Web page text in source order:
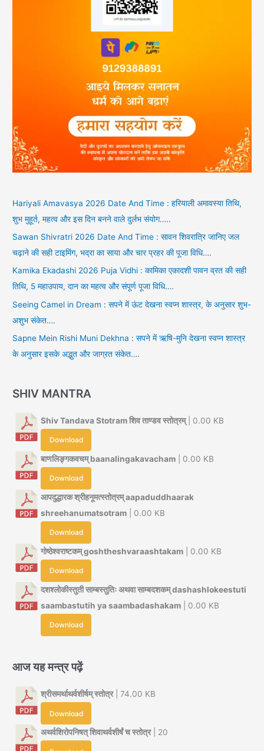
Hariyali Amavasya 2026 Date And Time : हरियाली अमावस्या तिथि,
शुभ मुहूर्त, महत्व और इस दिन बनने वाले दुर्लभ संयोग…..
Sawan Shivratri 2026 Date And Time : सावन शिवरात्रि जानिए जल
चढ़ाने की सही टाइमिंग, भद्रा का साया और चार प्रहर की पूजा विधि….
Kamika Ekadashi 2026 Puja Vidhi : कामिका एकादशी पावन व्रत की सही
तिथि, 5 महाउपाय, दान का महत्व और संपूर्ण पूजा विधि….
Seeing Camel in Dream : सपने में ऊंट देखना स्वप्न शास्त्र, के अनुसार शुभ-
अशुभ संकेत….
Sapne Mein Rishi Muni Dekhna : सपने में ऋषि-मुनि देखना स्वप्न शास्त्र
के अनुसार इसके अद्भुत और जाग्रत संकेत….
SHIV MANTRA
Shiv Tandava Stotram शिव ताण्डव स्तोत्रम्| 0.00 KB
Download
बाणलिङ्गकवचम् baanalingakavacham | 0.00 KB
Download
आपदुद्धारक श्रीहनूमत्स्तोत्रम् aapaduddhaarak
shreehanumatsotram | 0.00 KB
Download
गोष्ठेश्वराष्टकम् goshtheshvaraashtakam | 0.00 KB
Download
दशश्लोकीस्तुती साम्बस्तुतिः अथवा साम्बदशकम् dashashlokeestuti
saambastutih ya saambadashakam | 0.00 KB
Download
आज यह मन्त्र पढ़ें
श्रीसमर्थाथर्वशीर्षम् स्तोत्र| 74.00 KB
Download
अथर्वशिरोपनिषत् शिवाथर्वशीर्षं च स्तोत्र| 20